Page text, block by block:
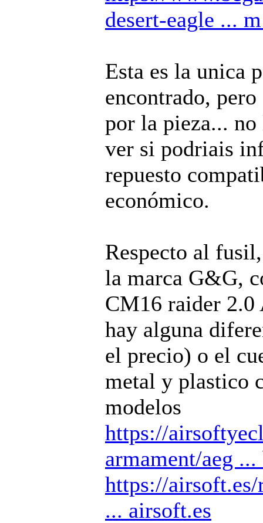
desert-eagle ...
Esta es la unica
encontrado,
por la pieza...
ver si podriais
repuesto
económico.
Respecto al
la marca G&G,
CM16 raider 2.0
hay alguna
el precio) o el
metal y plastico
modelos
https://
armament/aeg
https://
... airsoft.es